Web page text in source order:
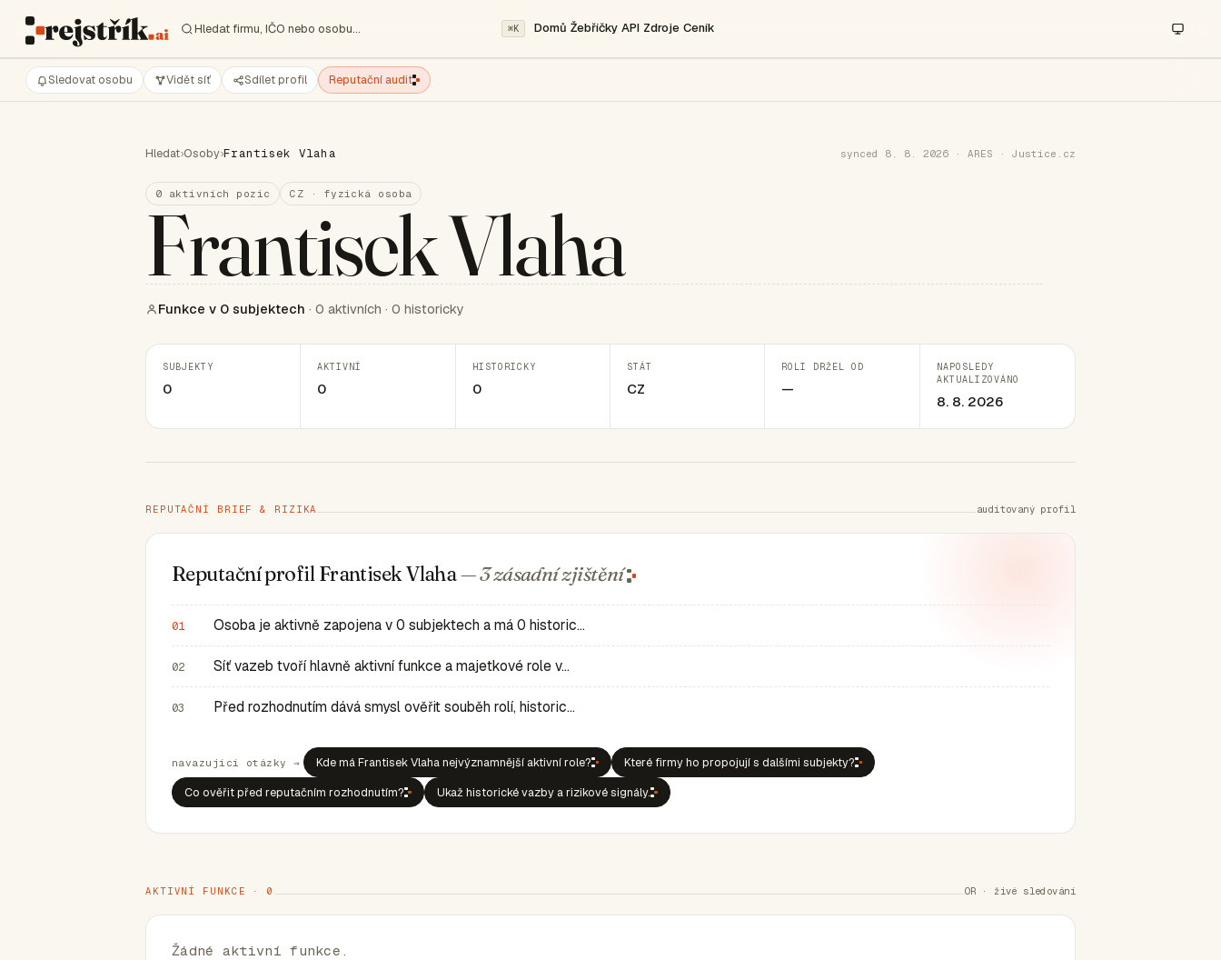
Hledat firmu, IČO nebo osobu… ⌘K Domů Žebříčky API Zdroje Ceník
Sledovat osobu Vidět síť Sdílet profil Reputační audit
Hledat›Osoby›Frantisek Vlaha synced 8. 8. 2026 · ARES · Justice.cz
0 aktivních pozic CZ · fyzická osoba
Frantisek Vlaha
Funkce v 0 subjektech · 0 aktivních · 0 historicky
SUBJEKTY
0
AKTIVNÍ
0
HISTORICKY
0
STÁT
CZ
ROLI DRŽEL OD
—
NAPOSLEDY
AKTUALIZOVÁNO
8. 8. 2026
REPUTAČNÍ BRIEF & RIZIKA auditovaný profil
Reputační profil Frantisek Vlaha— 3 zásadnízjištění
01 Osoba je aktivně zapojena v 0 subjektech a má 0 historic…
02 Síť vazeb tvoří hlavně aktivní funkce a majetkové role v…
03 Před rozhodnutím dává smysl ověřit souběh rolí, historic…
navazující otázky → Kde má Frantisek Vlaha nejvýznamnější aktivní role?
Které firmy ho propojují s dalšími subjekty?
Co ověřit před reputačním rozhodnutím?
Ukaž historické vazby a rizikové signály.
AKTIVNÍ FUNKCE · 0 OR · živé sledování
Žádné aktivní funkce.